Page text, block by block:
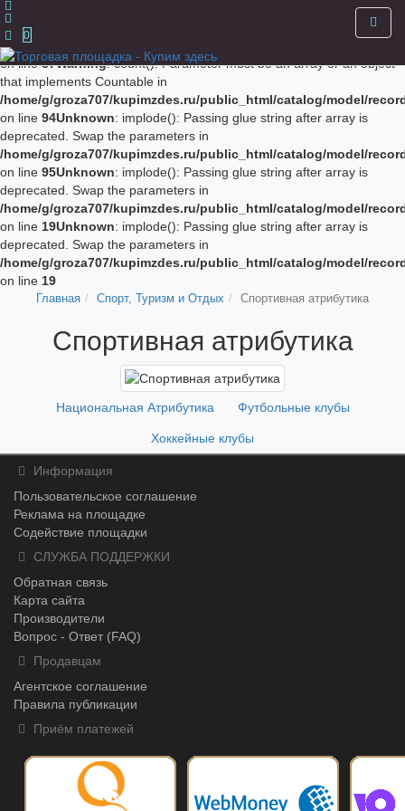
Unknown
: implode(): Passing glue string after array is deprecated.
Swap the parameters in
/home/g/groza707/kupimzdes.ru/public_html/catalog/model/
on line87Warning: count(): Parameter must be an array or an object
that implements Countable in
/home/g/groza707/kupimzdes.ru/public_html/catalog/model/
on line 94Unknown: implode(): Passing glue string after array is
deprecated. Swap the parameters in
/home/g/groza707/kupimzdes.ru/public_html/catalog/model/
on line 95Unknown: implode(): Passing glue string after array is
deprecated. Swap the parameters in
/home/g/groza707/kupimzdes.ru/public_html/catalog/model/
on line 19Unknown: implode(): Passing glue string after array is
deprecated. Swap the parameters in
/home/g/groza707/kupimzdes.ru/public_html/catalog/model/
on line 19
0
Главная Спорт, Туризм и Отдых Спортивная атрибутика
Спортивная атрибутика
Национальная Атрибутика Футбольные клубы
Хоккейные клубы
Информация
Пользовательское соглашение
Реклама на площадке
Содействие площадки
СЛУЖБА ПОДДЕРЖКИ
Обратная связь
Карта сайта
Производители
Вопрос - Ответ (FAQ)
Продавцам
Агентское соглашение
Правила публикации
Приём платежей